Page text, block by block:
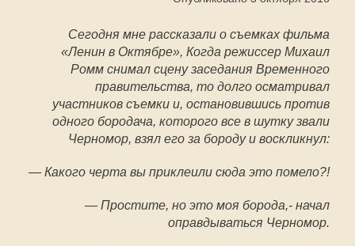
Сегодня мне рассказали о съемках фильма
«Ленин в Октябре», Когда режиссер Михаил
Ромм снимал сцену заседания Временного
правительства, то долго осматривал
участников съемки и, остановившись против
одного бородача, которого все в шутку звали
Черномор, взял его за бороду и воскликнул:
— Какого черта вы приклеили сюда это помело?!
— Простите, но это моя борода,- начал
оправдываться Черномор.